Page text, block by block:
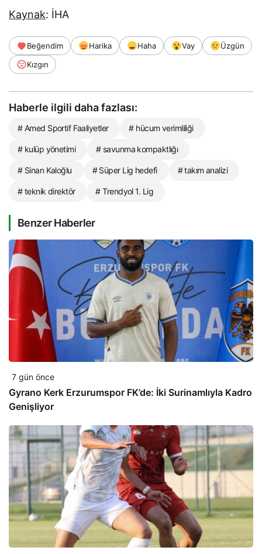
Kaynak: İHA
Beğendim Harika Haha Vay
Üzgün
Kızgın
Haberle ilgili daha fazlası:
# Amed Sportif Faaliyetler # hücum verimliliği
# kulüp yönetimi # savunma kompaktlığı
# Sinan Kaloğlu # Süper Lig hedefi # takım analizi
# teknik direktör # Trendyol 1. Lig
Benzer Haberler
7 gün önce
Gyrano Kerk Erzurumspor FK’de: İki Surinamlıyla Kadro
Genişliyor